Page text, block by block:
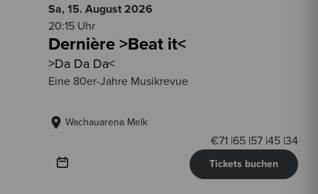
Sa, 15. August 2026
20:15 Uhr
Dernière >Beat it<
>Da Da Da<
Eine 80er-Jahre Musikrevue
Wachauarena Melk
Tickets buchen
€71 |65 |57 |45 |34